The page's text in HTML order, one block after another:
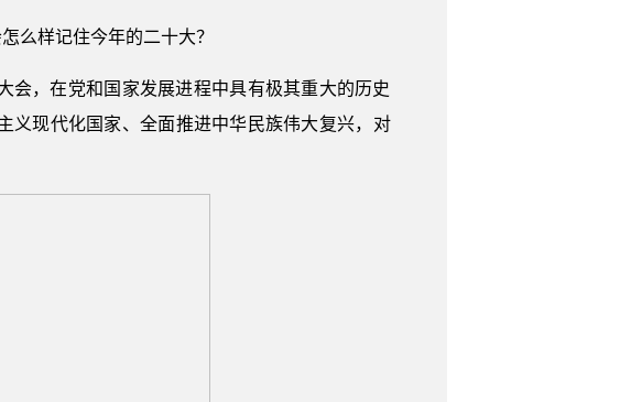
么样记住今年的二十大？
会，在党和国家发展进程中具有极其重大的历史
义现代化国家、全面推进中华民族伟大复兴，对